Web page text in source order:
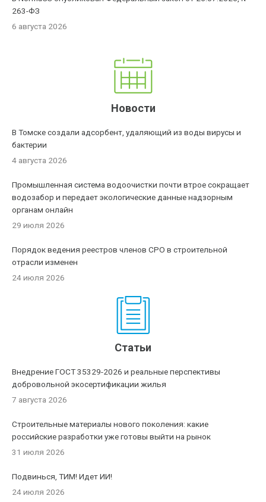
263-ФЗ
6 августа 2026
Новости
В Томске создали адсорбент, удаляющий из воды вирусы и
бактерии
4 августа 2026
Промышленная система водоочистки почти втрое сокращает
водозабор и передает экологические данные надзорным
органам онлайн
29 июля 2026
Порядок ведения реестров членов СРО в строительной
отрасли изменен
24 июля 2026
Статьи
Внедрение ГОСТ 35329-2026 и реальные перспективы
добровольной экосертификации жилья
7 августа 2026
Строительные материалы нового поколения: какие
российские разработки уже готовы выйти на рынок
31 июля 2026
Подвинься, ТИМ! Идет ИИ!
24 июля 2026